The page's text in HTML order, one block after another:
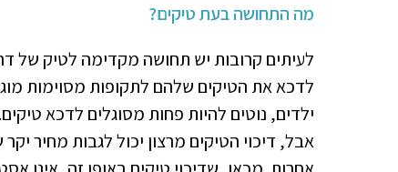
מה התחושה בעת טיקים?
לעיתים קרובות יש תחושה מקדימה לטיק של
לדכא את הטיקים שלהם לתקופות מסוימות
ילדים, נוטים להיות פחות מסוגלים לדכא טיקים.
אבל, דיכוי הטיקים מרצון יכול לגבות מחיר